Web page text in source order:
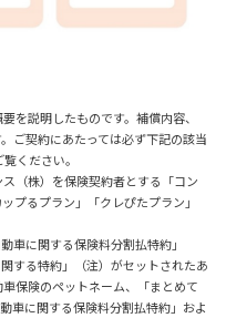
を説明したものです。補償内容、
ご契約にあたっては必ず下記の該当
ください。
（株）を保険契約者とする「コン
プるプラン」「クレぴたプラン」
車に関する保険料分割払特約」
する特約」（注）がセットされたあ
保険のペットネーム、「まとめて
車に関する保険料分割払特約」およ